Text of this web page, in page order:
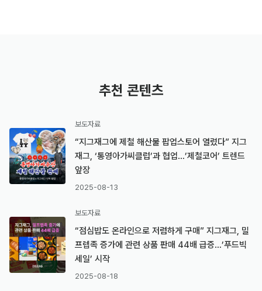
추천 콘텐츠
보도자료
“지그재그에 제철 해산물 팝업스토어 열렸다” 지그
재그, ‘통영아가씨클럽’과 협업…’제철코어’ 트렌드
앞장
2025-08-13
보도자료
“점심밥도 온라인으로 저렴하게 구매” 지그재그, 밀
프렙족 증가에 관련 상품 판매 44배 급증…’푸드빅
세일’ 시작
2025-08-18